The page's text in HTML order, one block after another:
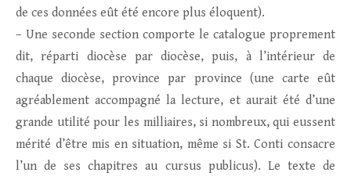
de ces données eût été encore plus éloquent).
– Une seconde section comporte le catalogue proprement
dit, réparti diocèse par diocèse, puis, à l’intérieur de
chaque diocèse, province par province (une carte eût
agréablement accompagné la lecture, et aurait été d’une
grande utilité pour les milliaires, si nombreux, qui eussent
mérité d’être mis en situation, même si St. Conti consacre
l’un de ses chapitres au cursus publicus). Le texte de